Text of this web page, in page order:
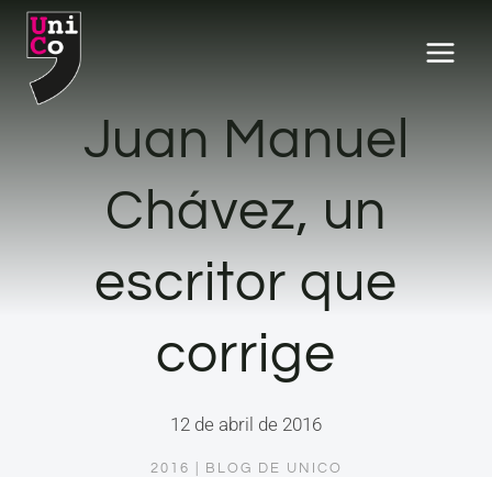
Saltar
contenido
Juan Manuel
Chávez, un
escritor que
corrige
12 de abril de 2016
2016 BLOG DE UNICO